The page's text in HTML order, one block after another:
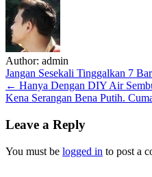
Author: admin
Post
navigation
Jangan Sesekali Tinggalkan 7
← Hanya Dengan DIY Air
Kena Serangan Bena Putih.
Leave a Reply
You must be logged in to post a